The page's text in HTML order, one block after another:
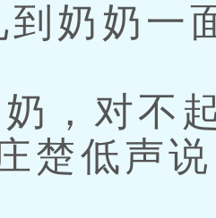
到奶奶一
，对不
楚低声